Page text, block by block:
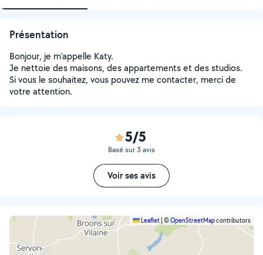
Présentation
Bonjour, je m'appelle Katy.
Je nettoie des maisons, des appartements et des studios.
Si vous le souhaitez, vous pouvez me contacter, merci de
votre attention.
5/5
Basé sur 3 avis
Voir ses avis
Leaflet ©OpenStreetMapcontributors